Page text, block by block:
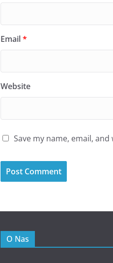
Email*
Website
Save my name, email,
O Nas